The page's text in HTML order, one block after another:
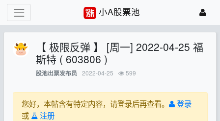
小A股票池
【 极限反弹 】 [周一] 2022-04-25 福
斯特 ( 603806 )
股池出票发布员 2022-04-25 599
您好，本帖含有特定内容，请登录后再查看。
登录
或
注册